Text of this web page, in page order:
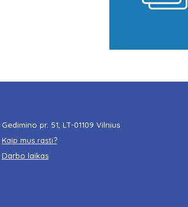
Gedimino pr. 51, LT-01109 Vilnius
Kaip mus rasti?
Darbo laikas